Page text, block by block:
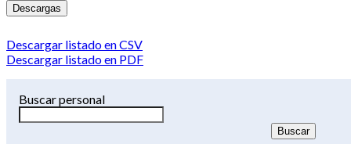
Descargas
Descargar listado en CSV
Descargar listado en PDF
Buscar personal